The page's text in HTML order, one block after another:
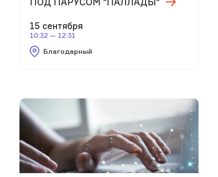
15 сентября
10:32 — 12:31
Благодарный